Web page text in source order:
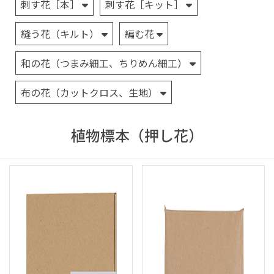
刺す花［本］
刺す花［キット］
縫う花（キルト）
編む花
和の花（つまみ細工、ちりめん細工）
布の花（カットクロス、生地）
植物標本（押し花）